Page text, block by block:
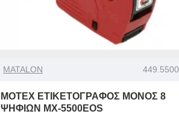
MATALON 449.5500
MOTEX ΕΤΙΚΕΤΟΓΡΑΦΟΣ ΜΟΝΟΣ 8
ΨΗΦΙΩΝ MX-5500EOS